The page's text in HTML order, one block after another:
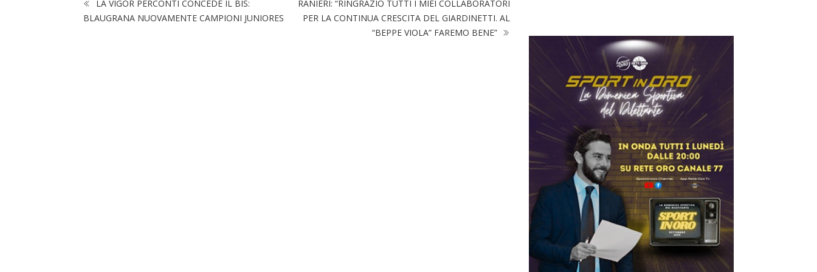
LA VIGOR PERCONTI CONCEDE IL BIS:
BLAUGRANA NUOVAMENTE CAMPIONI JUNIORES
RANIERI: “RINGRAZIO TUTTI I MIEI COLLABORATORI
PER LA CONTINUA CRESCITA DEL GIARDINETTI. AL
“BEPPE VIOLA” FAREMO BENE”